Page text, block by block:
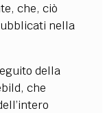
che, ciò
nella
della
che